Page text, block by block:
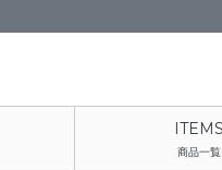
商品一覧